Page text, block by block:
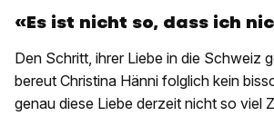
«Es ist nicht so, dass ich
Den Schritt, ihrer Liebe in die Schweiz
bereut Christina Hänni folglich kein
genau diese Liebe derzeit nicht so viel